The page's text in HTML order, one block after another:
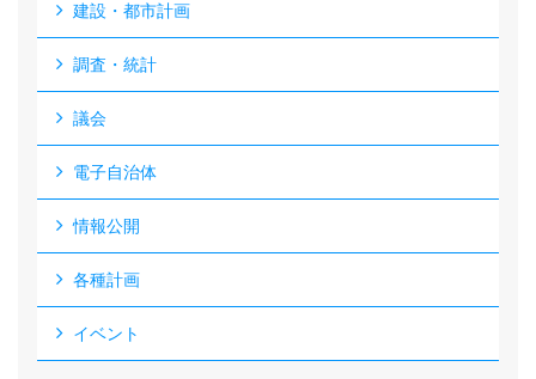
建設・都市計画
調査・統計
議会
電子自治体
情報公開
各種計画
イベント